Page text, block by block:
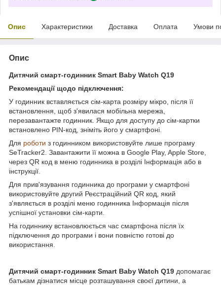
Опис Характеристики Доставка Оплата Умови
Опис
Дитячий смарт-годинник Smart Baby Watch Q19
Рекомендації щодо підключення:
У годинник вставляється сім-карта розміру мікро, після її
встановлення, щоб з'явилася мобільна мережа,
перезавантажте годинник. Якщо для доступу до сім-картки
встановлено PIN-код, зніміть його у смартфоні.
Для роботи з годинником використовуйте лише програму
SeTracker2. Завантажити її можна в Google Play, Apple Store,
через QR код в меню годинника в розділі Інформація або в
інструкції.
Для прив'язування годинника до програми у смартфоні
використовуйте другий Реєстраційний QR код, який
з'являється в розділі меню годинника Інформація після
успішної установки сім-карти.
На годиннику встановлюється час смартфона після їх
підключення до програми і вони повністю готові до
використання.
Дитячий смарт-годинник Smart Baby Watch Q19 допомагає
батькам дізнатися місце розташування своєї дитини, а